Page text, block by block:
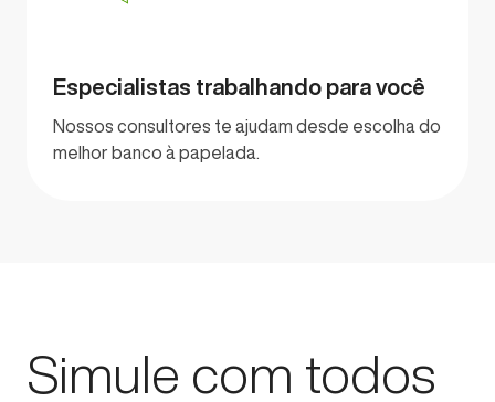
Especialistas trabalhando para você
Nossos consultores te ajudam desde escolha do
melhor banco à papelada.
Simule com todos